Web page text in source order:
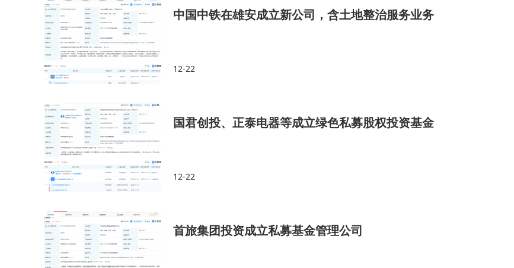
中国中铁在雄安成立新公司，含土地整治服务业务
12-22
国君创投、正泰电器等成立绿色私募股权投资基金
12-22
首旅集团投资成立私募基金管理公司